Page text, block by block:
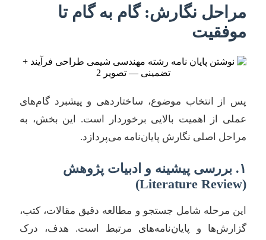
مراحل نگارش: گام به گام تا
موفقیت
پس از انتخاب موضوع، ساختاردهی و پیشبرد گام‌های
عملی از اهمیت بالایی برخوردار است. این بخش، به
مراحل اصلی نگارش پایان‌نامه می‌پردازد.
۱. بررسی پیشینه و ادبیات پژوهش
(Literature Review)
این مرحله شامل جستجو و مطالعه دقیق مقالات، کتب،
گزارش‌ها و پایان‌نامه‌های مرتبط است. هدف، درک